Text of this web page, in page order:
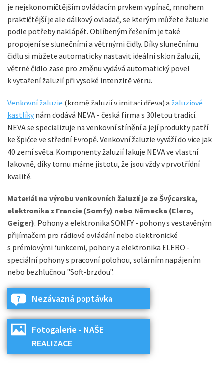
je nejekonomičtějším ovládacím prvkem vypínač, mnohem
praktičtější je ale dálkový ovladač, se kterým můžete žaluzie
podle potřeby naklápět. Oblíbeným řešením je také
propojení se slunečními a větrnými čidly. Díky slunečnímu
čidlu si můžete automaticky nastavit ideální sklon žaluzií,
větrné čidlo zase pro změnu vydává automatický povel
k vytažení žaluzií při vysoké intenzitě větru.
Venkovní žaluzie (kromě žaluzií v imitaci dřeva) a žaluziové
kastlíky nám dodává NEVA - česká firma s 30letou tradicí.
NEVA se specializuje na venkovní stínění a její produkty patří
ke špičce ve střední Evropě. Venkovní žaluzie vyváží do více jak
40 zemí světa. Komponenty žaluzií lakuje NEVA ve vlastní
lakovně, díky tomu máme jistotu, že jsou vždy v prvotřídní
kvalitě.
Materiál na výrobu venkovních žaluzií je ze Švýcarska,
elektronika z Francie (Somfy) nebo Německa (Elero,
Geiger). Pohony a elektronika SOMFY - pohony s vestavěným
přijímačem pro rádiové ovládání nebo elektronické
s prémiovými funkcemi, pohony a elektronika ELERO -
speciální pohony s pracovní polohou, solárním napájením
nebo bezhlučnou "Soft-brzdou".
Nezávazná poptávka
Fotogalerie - NAŠE
REALIZACE